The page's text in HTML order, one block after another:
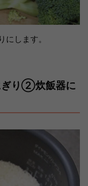
します。
ぎり②炊飯器に